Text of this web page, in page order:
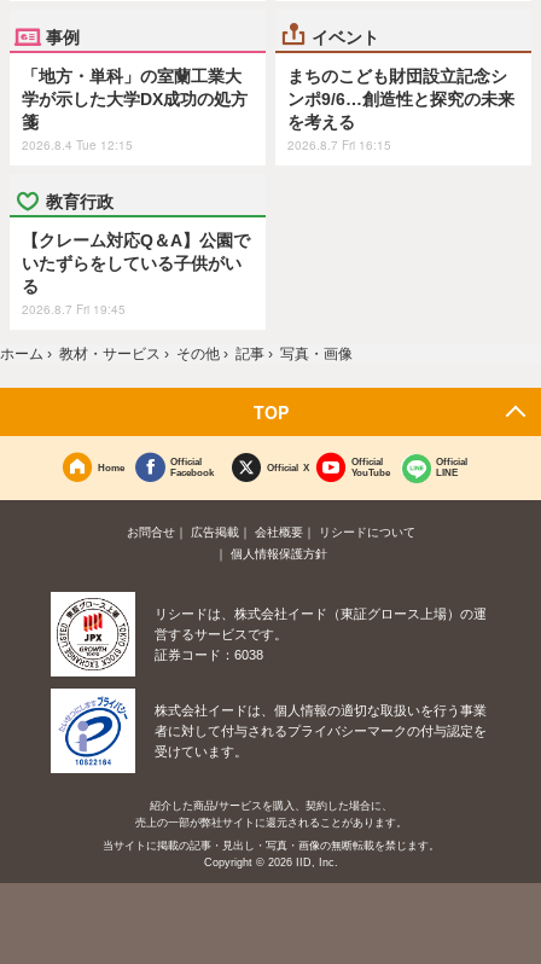
事例
「地方・単科」の室蘭工業大
学が示した大学DX成功の処方
箋
2026.8.4 Tue 12:15
イベント
まちのこども財団設立記念シ
ンポ9/6…創造性と探究の未来
を考える
2026.8.7 Fri 16:15
教育行政
【クレーム対応Q＆A】公園で
いたずらをしている子供がい
る
2026.8.7 Fri 19:45
ホーム › 教材・サービス › その他 › 記事 › 写真・画像
TOP
Home
Official
Facebook
Official X
Official
YouTube
Official
LINE
お問合せ 広告掲載 会社概要
リシードについて
個人情報保護方針
リシードは、株式会社イード（東証グロース上場）の運
営するサービスです。
証券コード：6038
株式会社イードは、個人情報の適切な取扱いを行う事業
者に対して付与されるプライバシーマークの付与認定を
受けています。
紹介した商品/サービスを購入、契約した場合に、
売上の一部が弊社サイトに還元されることがあります。
当サイトに掲載の記事・見出し・写真・画像の無断転載を禁じます。
Copyright © 2026 IID, Inc.